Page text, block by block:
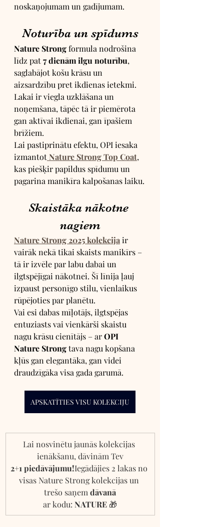
noskaņojumam un gadījumam.
Noturība un spīdums
Nature Strong formula nodrošina
līdz pat 7 dienām ilgu noturību,
saglabājot košu krāsu un
aizsardzību pret ikdienas ietekmi.
Lakai ir viegla uzklāšana un
noņemšana, tāpēc tā ir piemērota
gan aktīvai ikdienai, gan īpašiem
brīžiem.
Lai pastiprinātu efektu, OPI iesaka
izmantotNature Strong Top Coat,
kas piešķir papildus spīdumu un
pagarina manikīra kalpošanas laiku.
Skaistāka nākotne
nagiem
Nature Strong 2025 kolekcija ir
vairāk nekā tikai skaists manikīrs –
tā ir izvēle par labu dabai un
ilgtspējīgai nākotnei. Šī līnija ļauj
izpaust personīgo stilu, vienlaikus
rūpējoties par planētu.
Vai esi dabas mīļotājs, ilgtspējas
entuziasts vai vienkārši skaistu
nagu krāsu cienītājs – ar OPI
Nature Strong tava nagu kopšana
kļūs gan elegantāka, gan videi
draudzīgāka visa gada garumā.
APSKATĪTIES VISU KOLEKCIJU
Lai nosvinētu jaunās kolekcijas
ienākšanu, dāvinām Tev
2+1 piedāvājumu!Iegādājies 2 lakas no
visas Nature Strong kolekcijas un
trešo saņem dāvanā
ar kodu: NATURE 🎁